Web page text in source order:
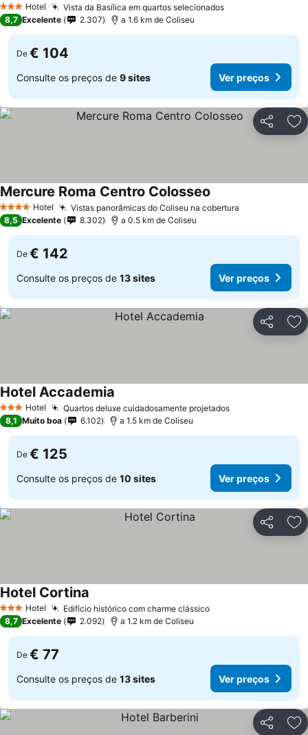
3 EstrelasHotel Vista da Basílica em quartos selecionados
8,7 Excelente 2.307 a 1.6 km de Coliseu
De € 104
Consulte os preços de 9 sites Ver preços
Partilhar
4 EstrelasHotel Vistas panorâmicas do Coliseu na cobertura
Mercure Roma Centro Colosseo
8,5 Excelente 8.302 a 0.5 km de Coliseu
De € 142
Consulte os preços de 13 sites Ver preços
Partilhar
3 EstrelasHotel Quartos deluxe cuidadosamente projetados
Hotel Accademia
8,1 Muito boa 6.102 a 1.5 km de Coliseu
De € 125
Consulte os preços de 10 sites Ver preços
Partilhar
3 EstrelasHotel Edifício histórico com charme clássico
Hotel Cortina
8,7 Excelente 2.092 a 1.2 km de Coliseu
De € 77
Consulte os preços de 13 sites Ver preços
Partilhar